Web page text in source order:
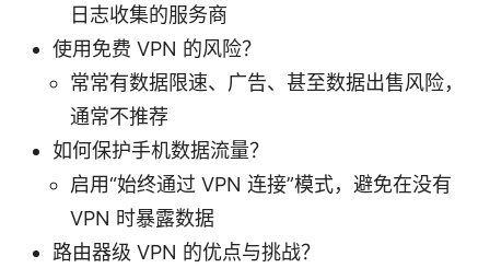
日志收集的服务商
使用免费 VPN 的风险？
常常有数据限速、广告、甚至数据出售风险，
通常不推荐
如何保护手机数据流量？
启用“始终通过 VPN 连接”模式，避免在没有
VPN 时暴露数据
路由器级 VPN 的优点与挑战？